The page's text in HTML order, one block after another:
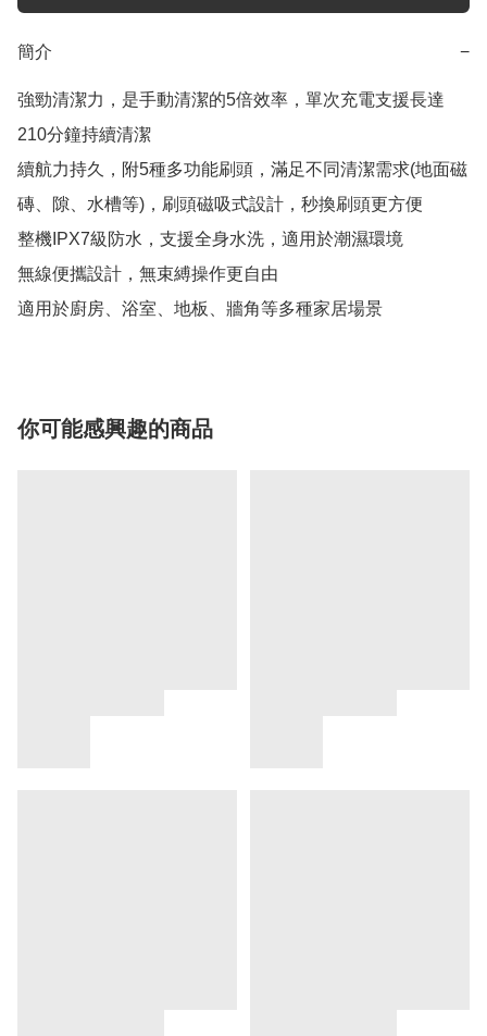
簡介 −
強勁清潔力，是手動清潔的5倍效率，單次充電支援長達
210分鐘持續清潔
續航力持久，附5種多功能刷頭，滿足不同清潔需求(地面磁
磚、隙、水槽等)，刷頭磁吸式設計，秒換刷頭更方便
整機IPX7級防水，支援全身水洗，適用於潮濕環境
無線便攜設計，無束縛操作更自由
適用於廚房、浴室、地板、牆角等多種家居場景
你可能感興趣的商品